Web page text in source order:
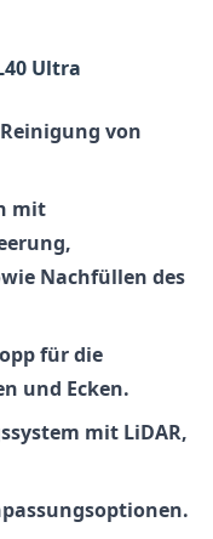
Ultra
von
mit
Nachfüllen des
für die
und Ecken.
mit LiDAR,